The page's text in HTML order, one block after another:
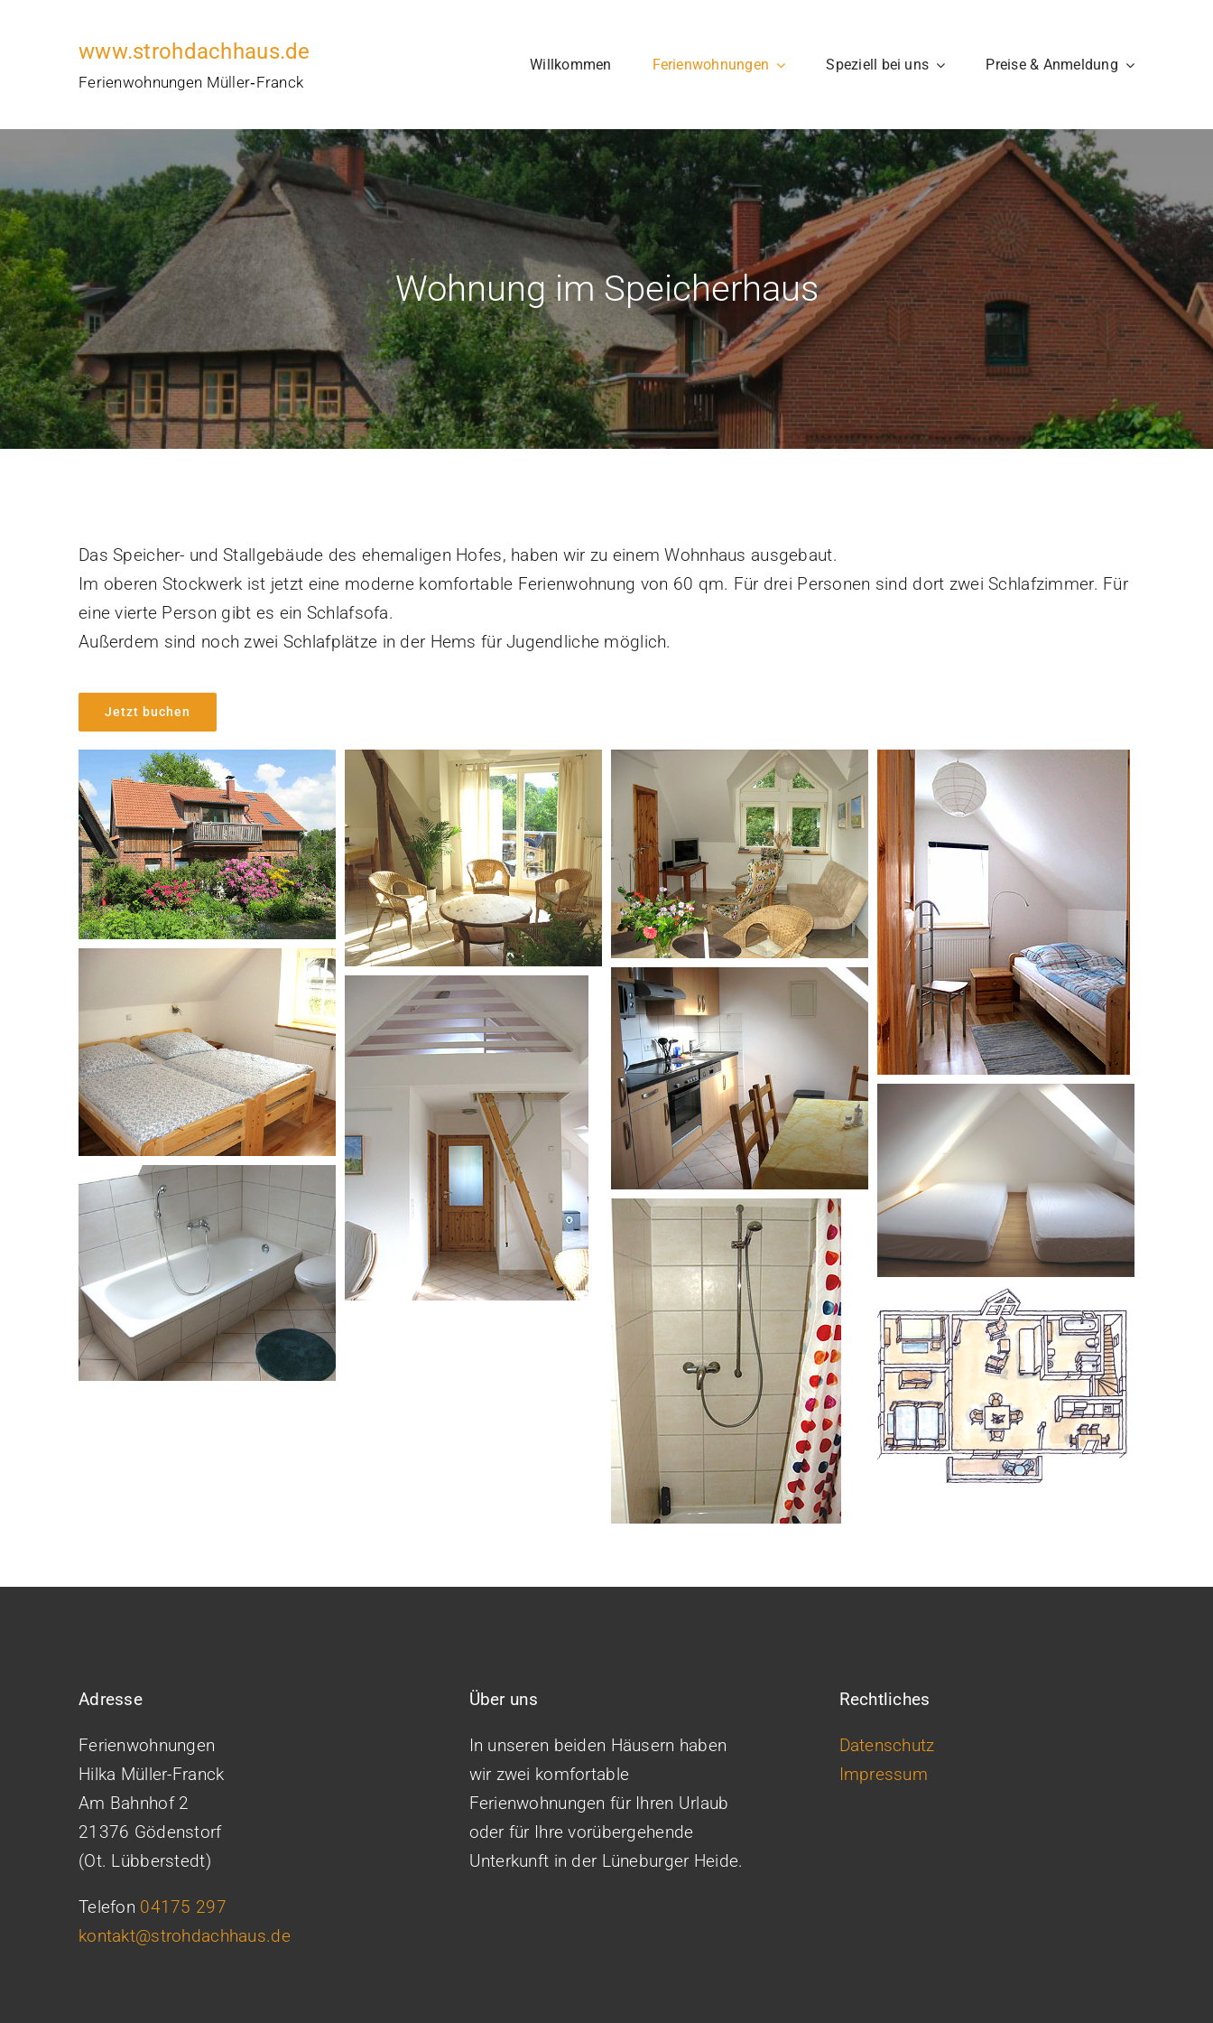
www.strohdachhaus.de
Ferienwohnungen Müller‑Franck
Willkommen Ferienwohnungen Speziell bei uns Preise & Anmeldung
Wohnung im Speicherhaus
Das Speicher- und Stallgebäude des ehemaligen Hofes, haben wir zu einem Wohnhaus ausgebaut.
Im oberen Stockwerk ist jetzt eine moderne komfortable Ferienwohnung von 60 qm. Für drei Personen sind dort zwei Schlafzimmer. Für
eine vierte Person gibt es ein Schlafsofa.
Außerdem sind noch zwei Schlafplätze in der Hems für Jugendliche möglich.
Jetzt buchen
Adresse
Ferienwohnungen
Hilka Müller-Franck
Am Bahnhof 2
21376 Gödenstorf
(Ot. Lübberstedt)
Telefon 04175 297
kontakt@strohdachhaus.de
Über uns
In unseren beiden Häusern haben
wir zwei komfortable
Ferienwohnungen für Ihren Urlaub
oder für Ihre vorübergehende
Unterkunft in der Lüneburger Heide.
Rechtliches
Datenschutz
Impressum